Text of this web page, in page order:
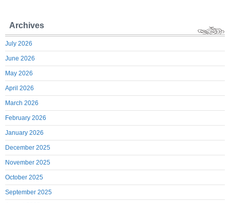
Archives
July 2026
June 2026
May 2026
April 2026
March 2026
February 2026
January 2026
December 2025
November 2025
October 2025
September 2025